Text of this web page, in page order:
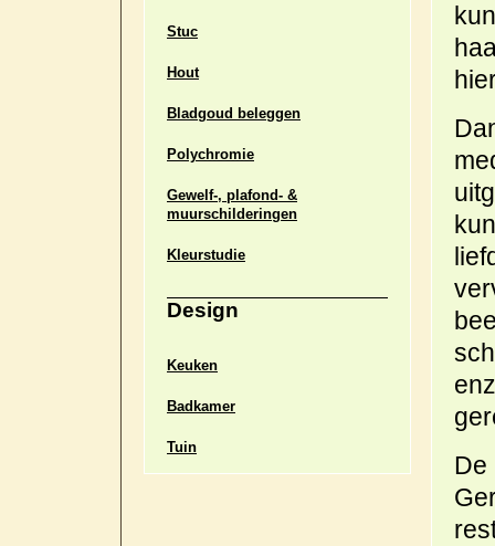
Stuc
Hout
Bladgoud beleggen
Polychromie
Gewelf-, plafond- &
muurschilderingen
Kleurstudie
Design
Keuken
Badkamer
Tuin
De